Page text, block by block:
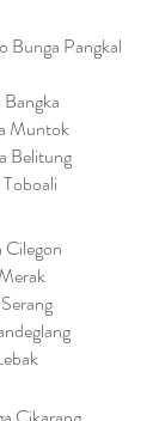
Bunga Pangkal
Muntok
Belitung
Cilegon
ng